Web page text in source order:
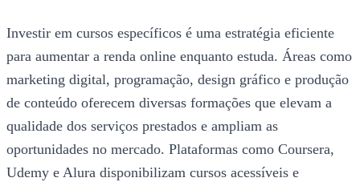
Investir em cursos específicos é uma estratégia eficiente
para aumentar a renda online enquanto estuda. Áreas como
marketing digital, programação, design gráfico e produção
de conteúdo oferecem diversas formações que elevam a
qualidade dos serviços prestados e ampliam as
oportunidades no mercado. Plataformas como Coursera,
Udemy e Alura disponibilizam cursos acessíveis e